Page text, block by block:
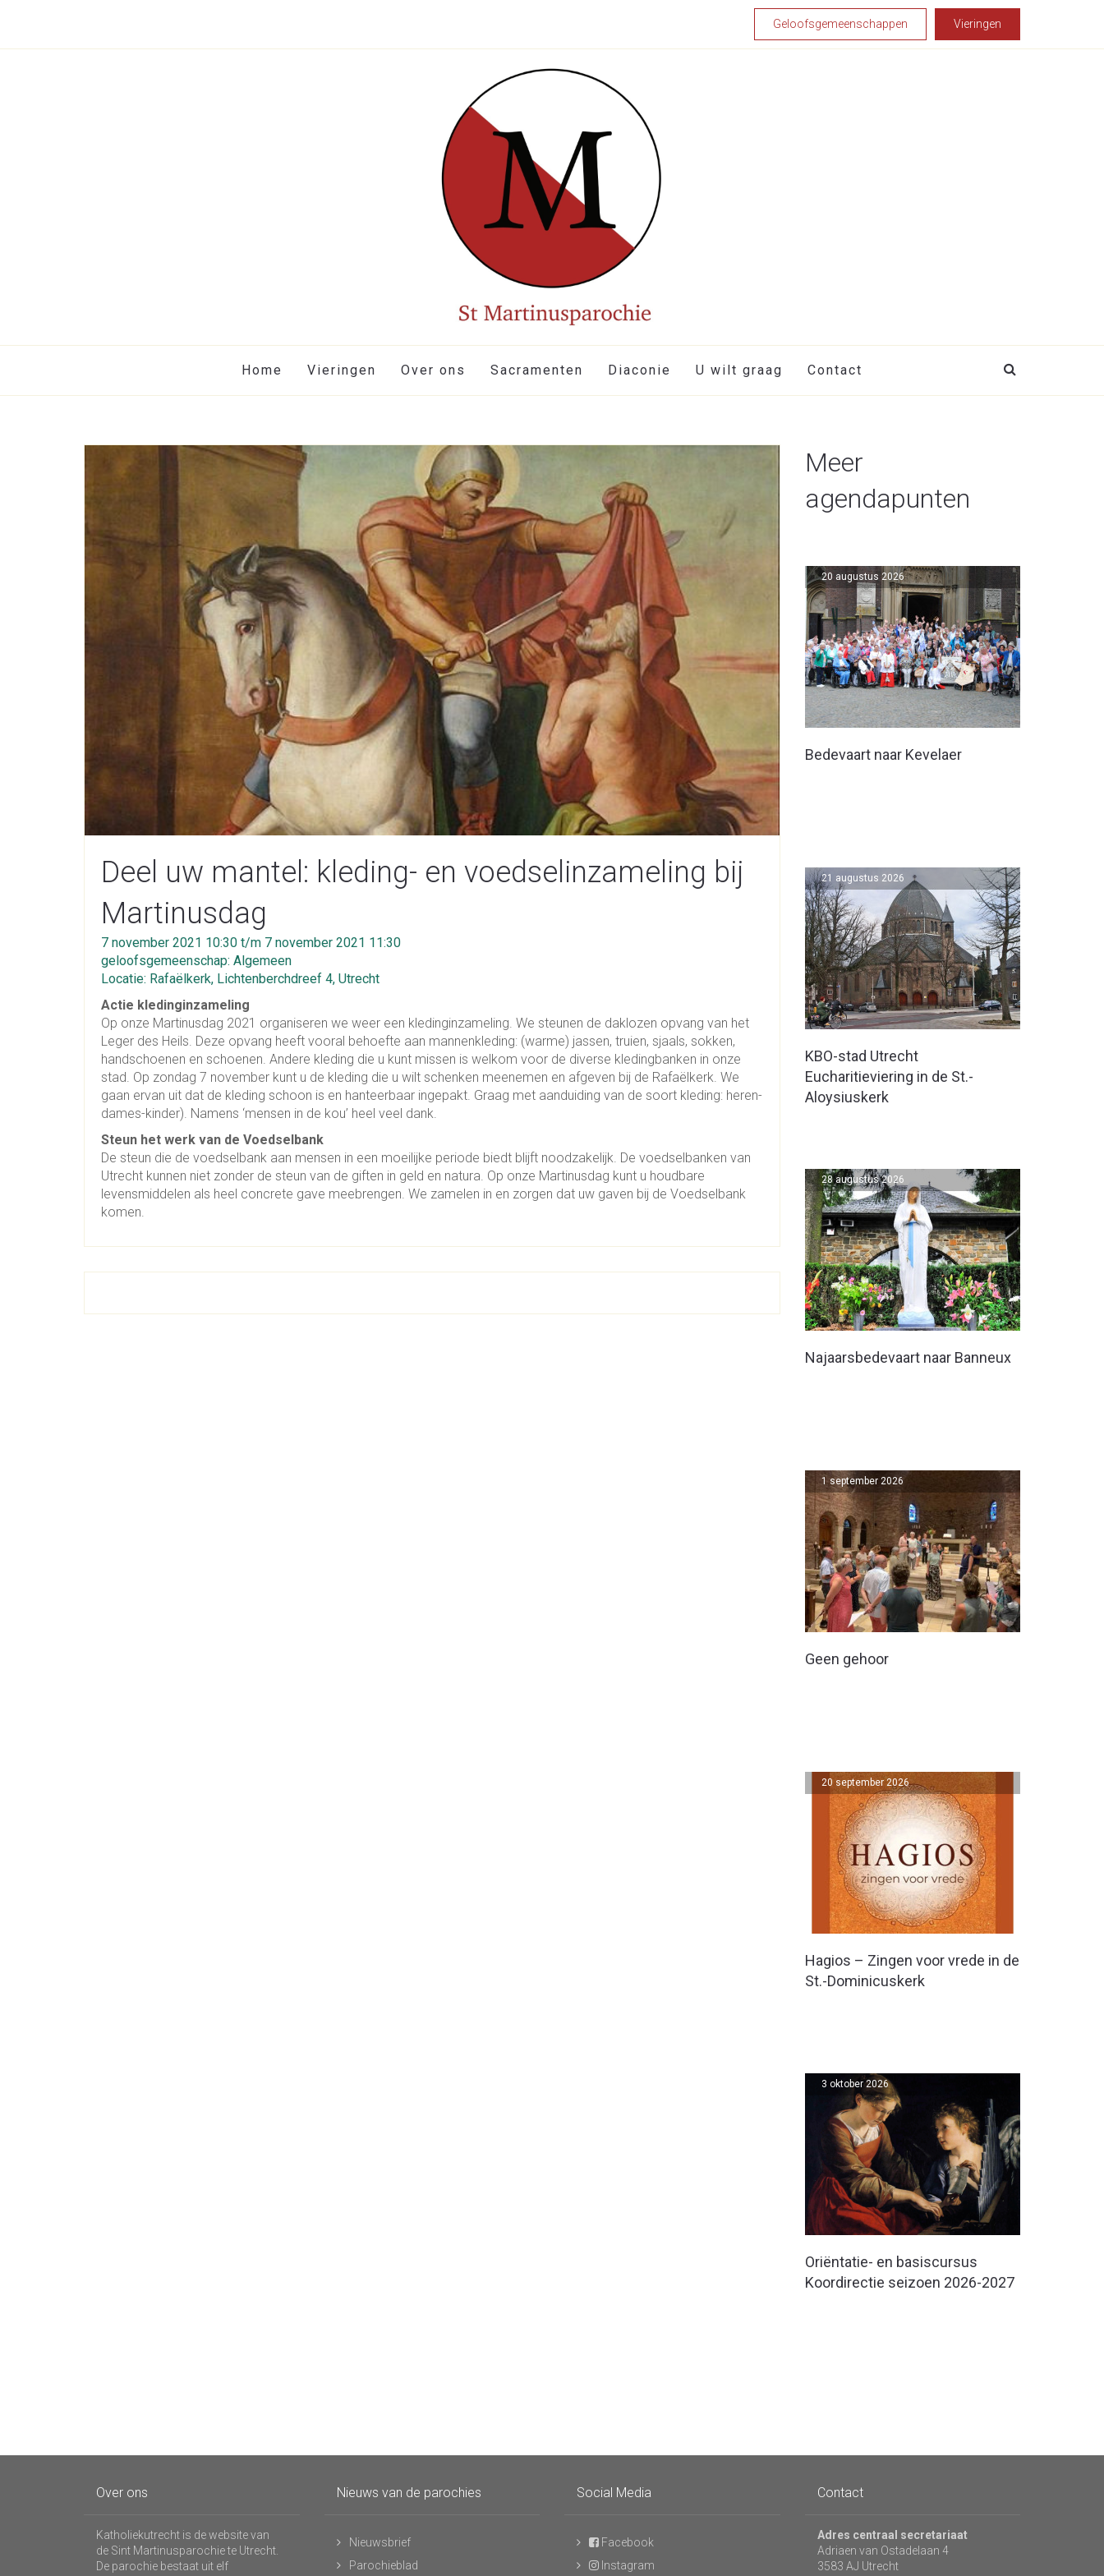
Geloofsgemeenschappen Vieringen
Home Vieringen Over ons Sacramenten Diaconie U wilt graag Contact
Deel uw mantel: kleding- en voedselinzameling bij
Martinusdag
7 november 2021 10:30 t/m 7 november 2021 11:30
geloofsgemeenschap: Algemeen
Locatie: Rafaëlkerk, Lichtenberchdreef 4, Utrecht
Actie kledinginzameling
Op onze Martinusdag 2021 organiseren we weer een kledinginzameling. We steunen de daklozen opvang van het
Leger des Heils. Deze opvang heeft vooral behoefte aan mannenkleding: (warme) jassen, truien, sjaals, sokken,
handschoenen en schoenen. Andere kleding die u kunt missen is welkom voor de diverse kledingbanken in onze
stad. Op zondag 7 november kunt u de kleding die u wilt schenken meenemen en afgeven bij de Rafaëlkerk. We
gaan ervan uit dat de kleding schoon is en hanteerbaar ingepakt. Graag met aanduiding van de soort kleding: heren-
dames-kinder). Namens ‘mensen in de kou’ heel veel dank.
Steun het werk van de Voedselbank
De steun die de voedselbank aan mensen in een moeilijke periode biedt blijft noodzakelijk. De voedselbanken van
Utrecht kunnen niet zonder de steun van de giften in geld en natura. Op onze Martinusdag kunt u houdbare
levensmiddelen als heel concrete gave meebrengen. We zamelen in en zorgen dat uw gaven bij de Voedselbank
komen.
Meer
agendapunten
Bedevaart naar Kevelaer
20 augustus 2026
KBO-stad Utrecht
Eucharitieviering in de St.-
Aloysiuskerk
21 augustus 2026
Najaarsbedevaart naar Banneux
28 augustus 2026
Geen gehoor
1 september 2026
Hagios – Zingen voor vrede in de
St.-Dominicuskerk
20 september 2026
Oriëntatie- en basiscursus
Koordirectie seizoen 2026-2027
3 oktober 2026
Over ons
Katholiekutrecht is de website van
de Sint Martinusparochie te Utrecht.
De parochie bestaat uit elf
Nieuws van de parochies
Nieuwsbrief
Parochieblad
Social Media
Facebook
Instagram
Contact
Adres centraal secretariaat
Adriaen van Ostadelaan 4
3583 AJ Utrecht